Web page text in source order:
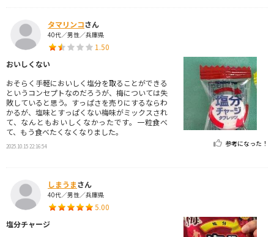
タマリンコさん
40代／男性／兵庫県
1.50
おいしくない
おそらく手軽においしく塩分を取ることができる
というコンセプトなのだろうが、梅については失
敗していると思う。すっぱさを売りにするならわ
かるが、塩味とすっぱくない梅味がミックスされ
て、なんともおいしくなかったです。一粒食べ
て、もう食べたくなくなりました。
2025.10.15 22:16:54 参考になった！
しまうまさん
40代／男性／兵庫県
5.00
塩分チャージ